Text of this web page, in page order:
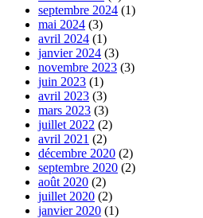
septembre 2024 (1)
mai 2024 (3)
avril 2024 (1)
janvier 2024 (3)
novembre 2023 (3)
juin 2023 (1)
avril 2023 (3)
mars 2023 (3)
juillet 2022 (2)
avril 2021 (2)
décembre 2020 (2)
septembre 2020 (2)
août 2020 (2)
juillet 2020 (2)
janvier 2020 (1)